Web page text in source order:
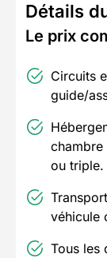
Détails
Le prix
Circuits
guide/
ou triple.
véhicule
Tous les